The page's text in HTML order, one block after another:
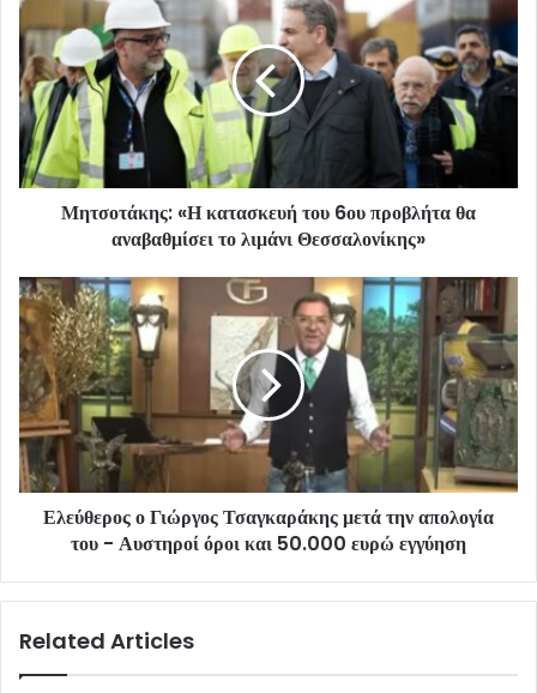
Μητσοτάκης: «Η κατασκευή του 6ου προβλήτα θα
αναβαθμίσει το λιμάνι Θεσσαλονίκης»
Ελεύθερος ο Γιώργος Τσαγκαράκης μετά την απολογία
του - Αυστηροί όροι και 50.000 ευρώ εγγύηση
Related Articles